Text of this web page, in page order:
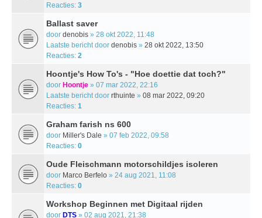
Reacties: 3
Ballast saver
door denobis » 28 okt 2022, 11:48
Laatste bericht door denobis » 28 okt 2022, 13:50
Reacties: 2
Hoontje's How To's - "Hoe doettie dat toch?"
door Hoontje » 07 mar 2022, 22:16
Laatste bericht door rthuinte » 08 mar 2022, 09:20
Reacties: 1
Graham farish ns 600
door Miller's Dale » 07 feb 2022, 09:58
Reacties: 0
Oude Fleischmann motorschildjes isoleren
door Marco Berfelo » 24 aug 2021, 11:08
Reacties: 0
Workshop Beginnen met Digitaal rijden
door DTS » 02 aug 2021, 21:38